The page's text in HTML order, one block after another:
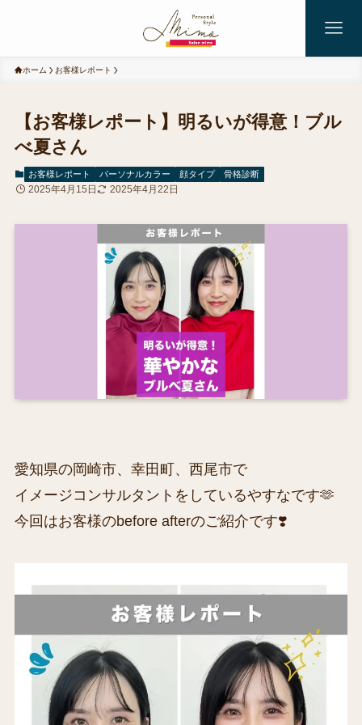
ホーム お客様レポート
【お客様レポート】明るいが得意！ブル
べ夏さん
お客様レポート パーソナルカラー 顔タイプ 骨格診断
2025年4月15日 2025年4月22日
愛知県の岡崎市、幸田町、西尾市で
イメージコンサルタントをしているやすなです🫶
今回はお客様のbefore afterのご紹介です❣️